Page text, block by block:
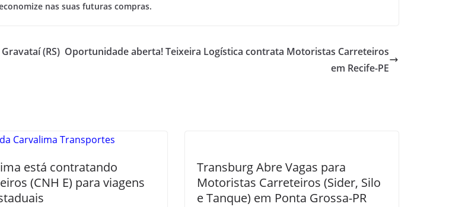
nas suas futuras compras.
(RS) Oportunidade aberta! Teixeira Logística contrata Motoristas Carreteiros
em Recife-PE
está contratando
(CNH E) para viagens
Transburg Abre Vagas para
Motoristas Carreteiros (Sider, Silo
e Tanque) em Ponta Grossa-PR